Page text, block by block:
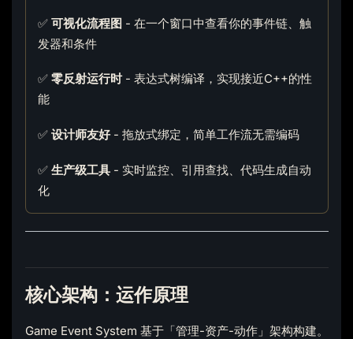
✅ 可视化流程图 - 在一个窗口中查看你的事件链、触
发器和条件
✅ 零反射运行时- 表达式树编译，实现接近C++的性
能
✅ 设计师友好- 拖放式绑定，简单工作流无需编码
✅ 生产级工具- 实时监控、引用查找、代码生成自动
化
核心架构：运作原理
Game Event System 基于「管理-资产-动作」架构构建。